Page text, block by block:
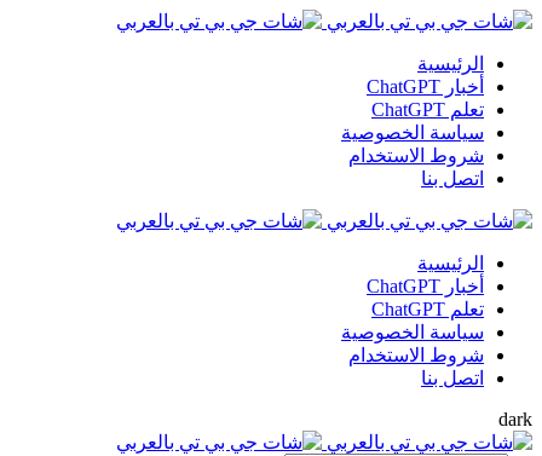
الرئيسية
أخبار ChatGPT
تعلم ChatGPT
سياسة الخصوصية
شروط الاستخدام
اتصل بنا
الرئيسية
أخبار ChatGPT
تعلم ChatGPT
سياسة الخصوصية
شروط الاستخدام
اتصل بنا
dark